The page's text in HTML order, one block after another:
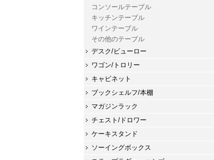
コンソールテーブル
キッチンテーブル
ワインテーブル
その他のテーブル
デスク/ビューロー
ワゴン/トロリー
キャビネット
ブックシェルフ/本棚
マガジンラック
チェスト/ドロワー
ケーキスタンド
ソーイングボックス